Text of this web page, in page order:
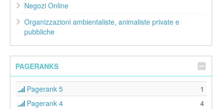
Negozi Online
Organizzazioni ambientaliste, animaliste private e
pubbliche
PAGERANKS
Pagerank 5
1
Pagerank 4
4